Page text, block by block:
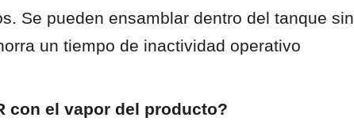
Se pueden ensamblar dentro del tanque sin
un tiempo de inactividad operativo
con el vapor del producto?